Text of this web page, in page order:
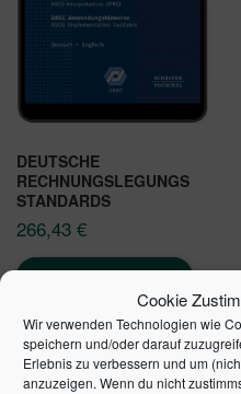
Cookie
Wir verwenden Technologien wie
speichern und/oder darauf
Erlebnis zu verbessern und um
anzuzeigen. Wenn du nicht
DEUTSCHE
RECHNUNGSLEGUNGS
STANDARDS
266,43 €
In den Warenkorb